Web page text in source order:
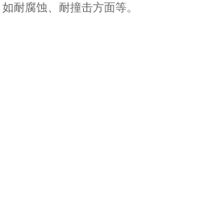
耐腐蚀、耐撞击方面等。